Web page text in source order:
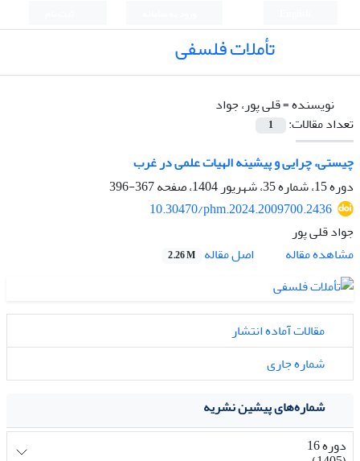
تأملات فلسفی
نویسنده =قلی پور، جواد
تعداد مقالات:
1
چیستی، چرایی و پیشینه الهیات علمی در غرب
دوره 15، شماره 35، شهریور 1404، صفحه
367-396
10.30470/phm.2024.2009700.2436
جواد قلی پور
مشاهده مقاله
اصل مقاله 2.26 M
مقالات آماده انتشار
شماره جاری
شماره‌های پیشین نشریه
دوره 16